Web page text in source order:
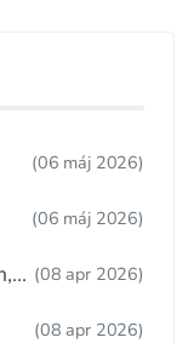
(06 máj 2026)
(06 máj 2026)
(08 apr 2026)
(08 apr 2026)